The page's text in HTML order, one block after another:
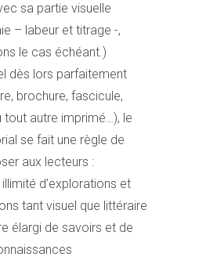
sa partie visuelle
– labeur et titrage -,
le cas échéant.)
dès lors parfaitement
brochure, fascicule,
autre imprimé…), le
se fait une règle de
aux lecteurs :
d’explorations et
tant visuel que littéraire
élargi de savoirs et de